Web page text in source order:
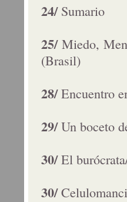
24/ Sumario
25/ Miedo,
(Brasil)
28/Encuentro
29/Un boceto
30/El
30/